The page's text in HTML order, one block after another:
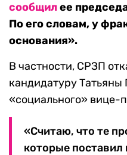
сообщилее
По его словам, у
основания».
В частности, СРЗП
кандидатуру Татьяны
«социального» вице-
«Считаю, что те
которые поставил